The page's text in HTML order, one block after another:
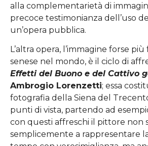
alla complementarietà di
precoce testimonianza dell’uso
un’opera pubblica.
L’altra opera, l’immagine forse
senese nel mondo, è il ciclo di
Effetti del Buono e del Cattivo
Ambrogio Lorenzetti; essa
fotografia della Siena del
punti di vista, partendo ad
con questi affreschi il pittore non
semplicemente a rappresentare